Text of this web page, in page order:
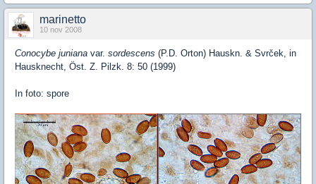
marinetto
10 nov 2008
Conocybe juniana var. sordescens (P.D. Orton) Hauskn. & Svrček, in
Hausknecht, Öst. Z. Pilzk. 8: 50 (1999)
In foto: spore